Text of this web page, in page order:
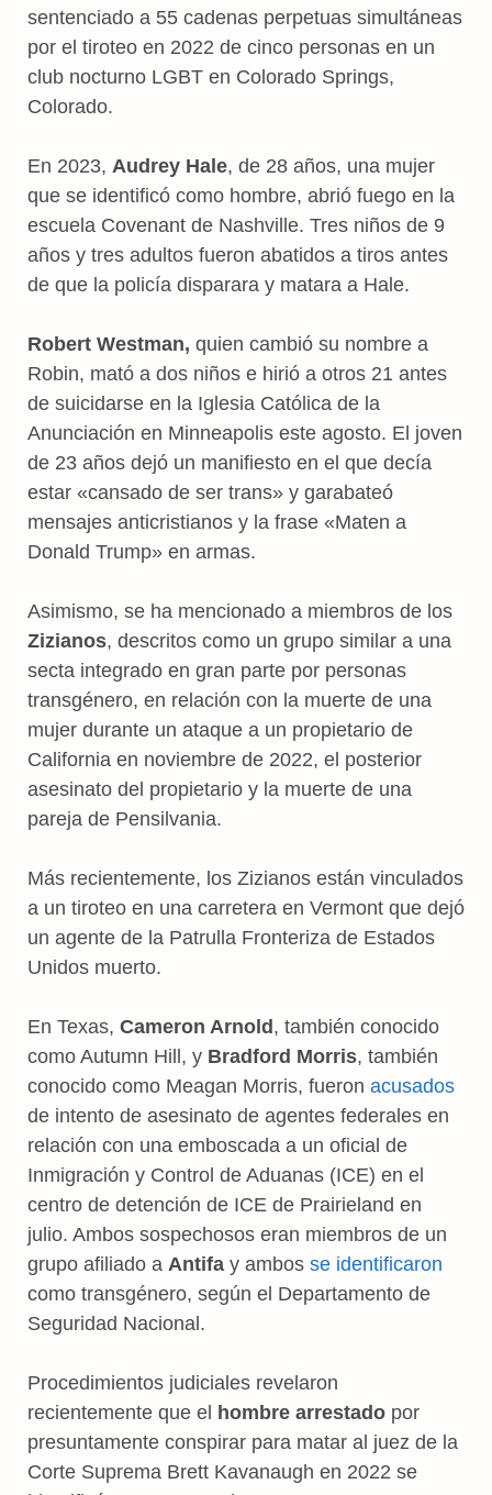
sentenciado a 55 cadenas perpetuas simultáneas
por el tiroteo en 2022 de cinco personas en un
club nocturno LGBT en Colorado Springs,
Colorado.
En 2023, Audrey Hale, de 28 años, una mujer
que se identificó como hombre, abrió fuego en la
escuela Covenant de Nashville. Tres niños de 9
años y tres adultos fueron abatidos a tiros antes
de que la policía disparara y matara a Hale.
Robert Westman, quien cambió su nombre a
Robin, mató a dos niños e hirió a otros 21 antes
de suicidarse en la Iglesia Católica de la
Anunciación en Minneapolis este agosto. El joven
de 23 años dejó un manifiesto en el que decía
estar «cansado de ser trans» y garabateó
mensajes anticristianos y la frase «Maten a
Donald Trump» en armas.
Asimismo, se ha mencionado a miembros de los
Zizianos, descritos como un grupo similar a una
secta integrado en gran parte por personas
transgénero, en relación con la muerte de una
mujer durante un ataque a un propietario de
California en noviembre de 2022, el posterior
asesinato del propietario y la muerte de una
pareja de Pensilvania.
Más recientemente, los Zizianos están vinculados
a un tiroteo en una carretera en Vermont que dejó
un agente de la Patrulla Fronteriza de Estados
Unidos muerto.
En Texas, Cameron Arnold, también conocido
como Autumn Hill, y Bradford Morris, también
conocido como Meagan Morris, fueron acusados
de intento de asesinato de agentes federales en
relación con una emboscada a un oficial de
Inmigración y Control de Aduanas (ICE) en el
centro de detención de ICE de Prairieland en
julio. Ambos sospechosos eran miembros de un
grupo afiliado a Antifa y ambos se identificaron
como transgénero, según el Departamento de
Seguridad Nacional.
Procedimientos judiciales revelaron
recientemente que el hombre arrestado por
presuntamente conspirar para matar al juez de la
Corte Suprema Brett Kavanaugh en 2022 se